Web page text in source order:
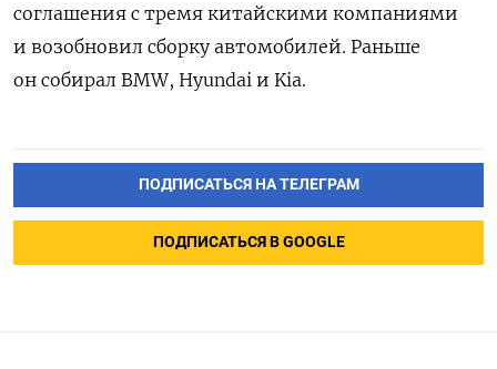
соглашения с тремя китайскими компаниями
и возобновил сборку автомобилей. Раньше
он собирал BMW, Hyundai и Kia.
ПОДПИСАТЬСЯ НА ТЕЛЕГРАМ
ПОДПИСАТЬСЯ В GOOGLE